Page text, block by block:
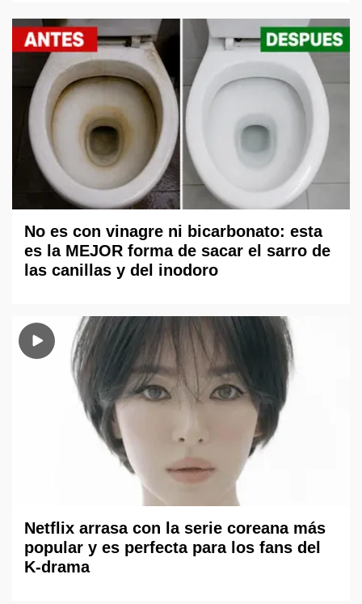
No es con vinagre ni bicarbonato: esta
es la MEJOR forma de sacar el sarro de
las canillas y del inodoro
Netflix arrasa con la serie coreana más
popular y es perfecta para los fans del
K-drama